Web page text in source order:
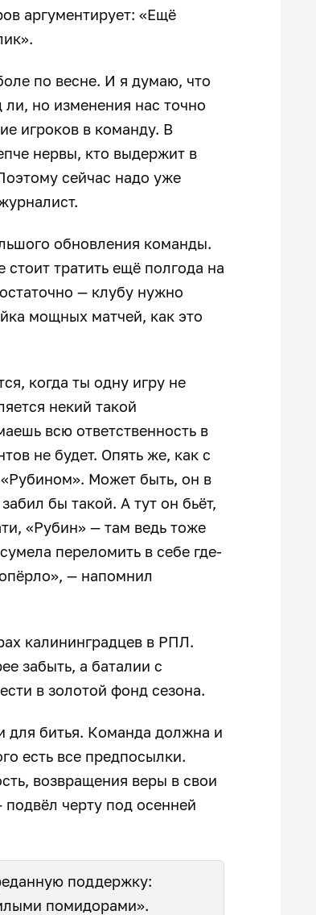
аргументирует: «Ещё
по весне. И я думаю, что
но изменения нас точно
игроков в команду. В
нервы, кто выдержит в
сейчас надо уже
обновления команды.
стоит тратить ещё полгода на
— клубу нужно
мощных матчей, как это
когда ты одну игру не
некий такой
всю ответственность в
не будет. Опять же, как с
Может быть, он в
бы такой. А тут он бьёт,
«Рубин» — там ведь тоже
переломить в себе где-
— напомнил
калининградцев в РПЛ.
забыть, а баталии с
в золотой фонд сезона.
для битья. Команда должна и
есть все предпосылки.
возвращения веры в свои
черту под осенней
поддержку:
помидорами».